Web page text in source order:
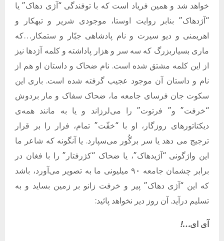
خواهد شد و همین فریاد است که با توفندگی “آژی دهاک” یا
“آژدهاک” بنابر روایت اوستا، موجودی شریر و تبهکار و
اهریمنی و دیو سیرت و نام پادشاهی جبّار و ستمکار…که
ماری بسیاربزرگ که سه سر و هزار پاداشته و کلمه آژدها نیز
از این کلمه مشتق شده است. نام ضحاک و داستان او هم از
نام و داستان آن موجود عجیب گرفته شده است. باری این
سکوت جان فرسای جامعه ما، ضحاک سفاک و مار بردوش
“خرفت” و” فرتوت” را می‌لرزاند و یا به مانند همه‌ی
دیکتاتورهای روزگار، او با “خفّت” تمام، فرار را بر قرار
ترجیج می دهد یا سر برگُور می‌سپارد. یا آنگونه که شاعر ما
این واژگونی “آژیدهاک”، یا ضحاک “کژرفتار” را با فغان در
برابر چشمان جامعه
۹ ۰
میلیونی ما به تصویر می‌آورد، باشد
که این “آژی دهاک” پیر و خرفت زانو بر زمین بساید و به
تسلیم درآید. آن روز دیر نخواهد پائید:
آی ای…!